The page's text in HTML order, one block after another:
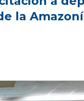
la